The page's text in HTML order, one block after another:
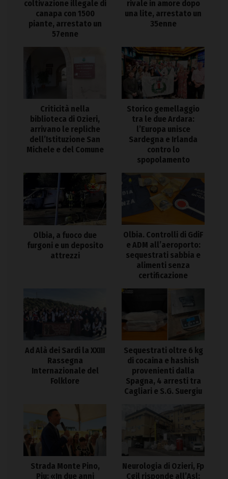
coltivazione illegale di
canapa con 1500
piante, arrestato un
57enne
rivale in amore dopo
una lite, arrestato un
35enne
Criticità nella
biblioteca di Ozieri,
arrivano le repliche
dell’Istituzione San
Michele e del Comune
Storico gemellaggio
tra le due Ardara:
l’Europa unisce
Sardegna e Irlanda
contro lo
spopolamento
Olbia, a fuoco due
furgoni e un deposito
attrezzi
Olbia. Controlli di GdiF
e ADM all’aeroporto:
sequestrati sabbia e
alimenti senza
certificazione
Ad Alà dei Sardi la XXIII
Rassegna
Internazionale del
Folklore
Sequestrati oltre 6 kg
di cocaina e hashish
provenienti dalla
Spagna, 4 arresti tra
Cagliari e S.G. Suergiu
Strada Monte Pino,
Piu: «In due anni
Neurologia di Ozieri, Fp
Cgil risponde all’Asl: